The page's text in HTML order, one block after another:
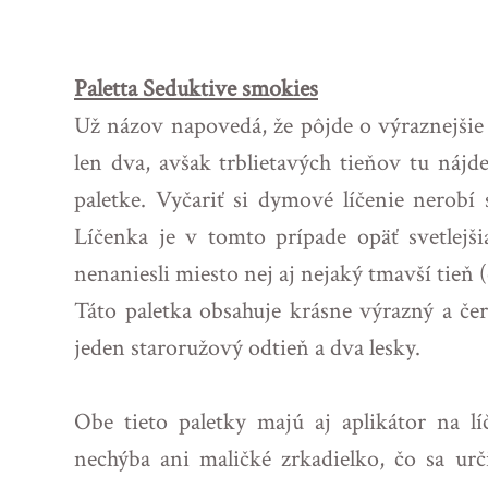
Paletta Seduktive smokies
Už názov napovedá, že pôjde o
len dva, avšak trblietavých tieňov tu
paletke. Vyčariť si dymové líčenie
Líčenka je v tomto prípade opäť
nenaniesli miesto nej aj nejaký tmavší tieň
Táto paletka obsahuje krásne výrazný a
jeden staroružový odtieň a dva lesky.
Obe tieto paletky majú aj aplikátor na
nechýba ani maličké zrkadielko, čo sa